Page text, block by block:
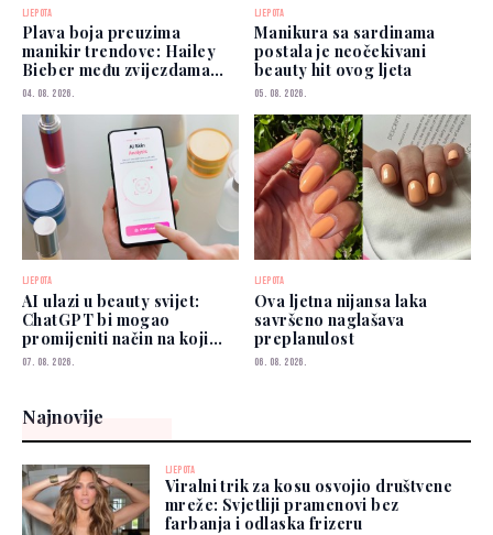
LJEPOTA
Plava boja preuzima
manikir trendove: Hailey
Bieber među zvijezdama
koje je već nose
04. 08. 2026.
LJEPOTA
Manikura sa sardinama
postala je neočekivani
beauty hit ovog ljeta
05. 08. 2026.
LJEPOTA
AI ulazi u beauty svijet:
ChatGPT bi mogao
promijeniti način na koji
biramo šminku
07. 08. 2026.
LJEPOTA
Ova ljetna nijansa laka
savršeno naglašava
preplanulost
06. 08. 2026.
Najnovije
LJEPOTA
Viralni trik za kosu osvojio društvene
mreže: Svjetliji pramenovi bez
farbanja i odlaska frizeru